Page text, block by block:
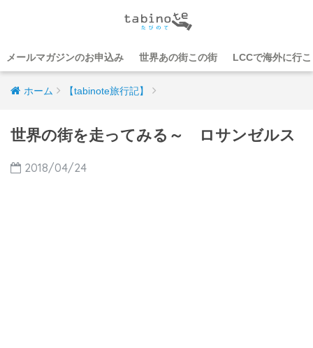
メールマガジンのお申込み 世界あの街この街 LCCで海外に行
ホーム 【tabinote旅行記】
世界の街を走ってみる～ ロサンゼルス
2018/04/24